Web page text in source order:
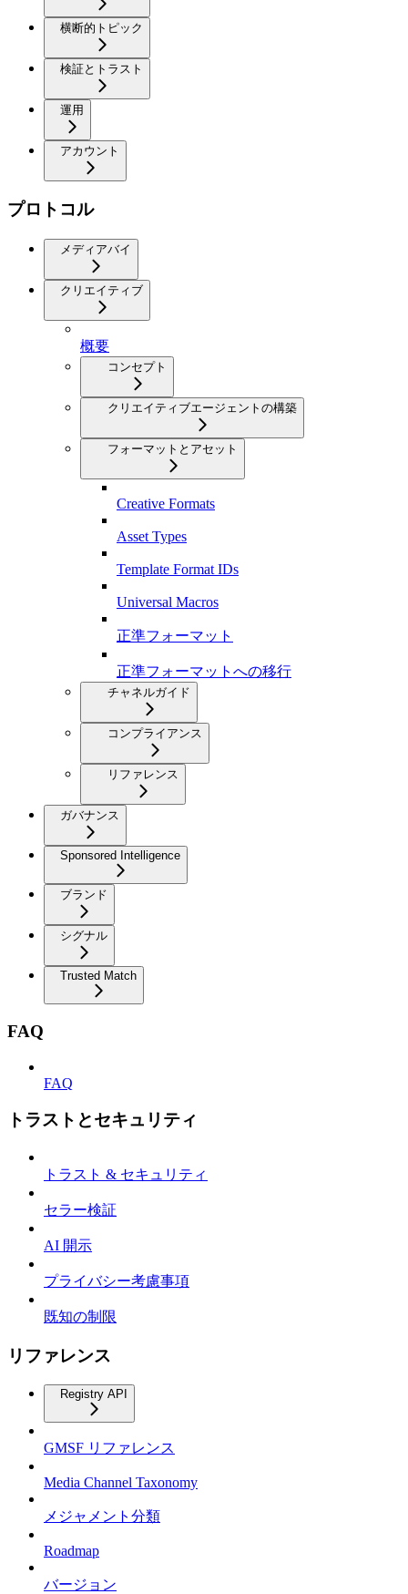
横断的トピック
検証とトラスト
運用
アカウント
プロトコル
メディアバイ
クリエイティブ
概要
コンセプト
クリエイティブエージェントの構築
フォーマットとアセット
Creative Formats
Asset Types
Template Format IDs
Universal Macros
正準フォーマット
正準フォーマットへの移行
チャネルガイド
コンプライアンス
リファレンス
ガバナンス
Sponsored Intelligence
ブランド
シグナル
Trusted Match
FAQ
FAQ
トラストとセキュリティ
トラスト & セキュリティ
セラー検証
AI 開示
プライバシー考慮事項
既知の制限
リファレンス
Registry API
GMSF リファレンス
Media Channel Taxonomy
メジャメント分類
Roadmap
バージョン